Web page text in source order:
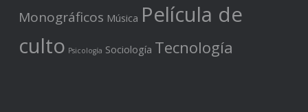
Monográficos Música Película de
culto Psicología Sociología Tecnología